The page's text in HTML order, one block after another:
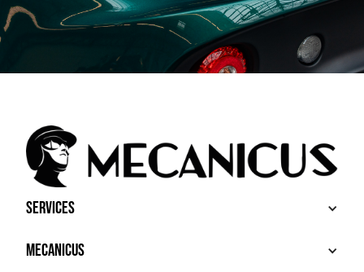
Services
ACHETER
VENDRE
Mecanicus